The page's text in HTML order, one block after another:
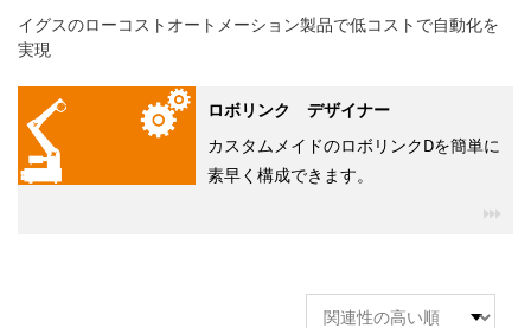
イグスのローコストオートメーション製品で低コストで自動化を
実現
ロボリンク デザイナー
カスタムメイドのロボリンクDを簡単に
素早く構成できます。